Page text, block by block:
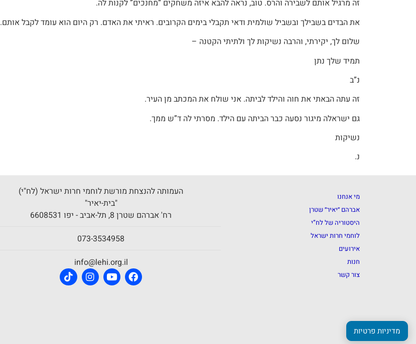
זה מרגיל אותם לשבירה והרס. טוב, נראה להבא איזה משחקים “מחנכים” לקנות לה.
את הבדים בשבילך ובשביל שולמית ודאי תקבלי בימים הקרובים. ראיתי את האדם. רק היום הוא עומד לקבל אותם.
שלום לך, יקירתי, והרבה נשיקות לך ולתיתי הקטנה –
תמיד שלך נתן
נ”ב
זה עתה הבאתי את חוה והילד לביתה. אני שולח את המכתב מן העיר.
גם ישראלה מיגור נסעה כבר הביתה עם הילד. מסרתי לה ד”ש ממך.
נשיקות
נ.
מי אנחנו
אברהם ״יאיר״ שטרן
היסטוריה של לח”י
לוחמי חרות ישראל
אירועים
חנות
צור קשר
העמותה להנצחת מורשת לוחמי חרות ישראל (לח"י)
"בית-יאיר"
רח' אברהם שטרן 8, תל-אביב - יפו 6608531
073-3534958
info@lehi.org.il
מדיניות פרטיות